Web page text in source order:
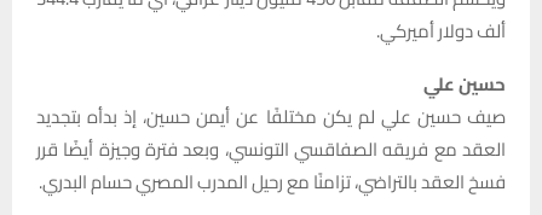
ألف دولار أميركي.
حسين علي
صيف حسين علي لم يكن مختلفًا عن أيمن حسين، إذ بدأه بتجديد
العقد مع فريقه الصفاقسي التونسي، وبعد فترة وجيزة أيضًا قرر
فسخ العقد بالتراضي، تزامنًا مع رحيل المدرب المصري حسام البدري.